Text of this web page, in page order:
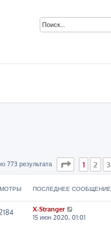
773 результата Страница
1 2 3
ПОСЛЕДНЕЕ СООБЩЕНИЕ
X-Stranger
15 июн 2020, 01:01